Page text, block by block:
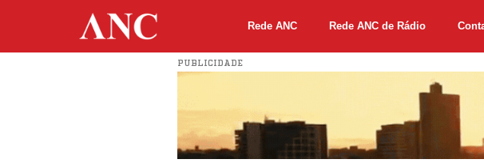
Rede ANC Rede ANC de Rádio
PUBLICIDADE